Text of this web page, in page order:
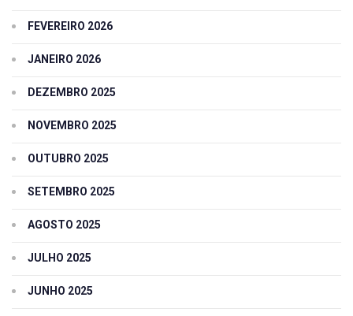
FEVEREIRO 2026
JANEIRO 2026
DEZEMBRO 2025
NOVEMBRO 2025
OUTUBRO 2025
SETEMBRO 2025
AGOSTO 2025
JULHO 2025
JUNHO 2025